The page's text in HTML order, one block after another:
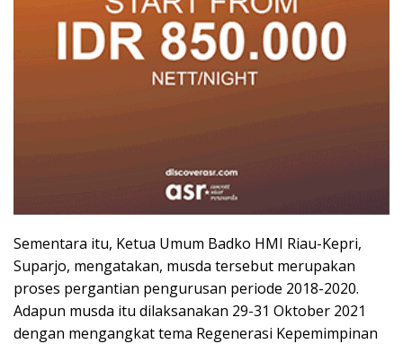
Sementara itu, Ketua Umum Badko HMI Riau-Kepri,
Suparjo, mengatakan, musda tersebut merupakan
proses pergantian pengurusan periode 2018-2020.
Adapun musda itu dilaksanakan 29-31 Oktober 2021
dengan mengangkat tema Regenerasi Kepemimpinan